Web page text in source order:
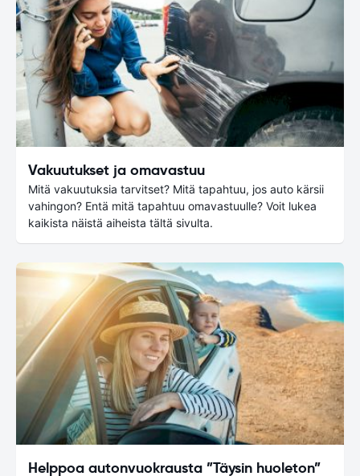
Vakuutukset ja omavastuu
Mitä vakuutuksia tarvitset? Mitä tapahtuu, jos auto kärsii
vahingon? Entä mitä tapahtuu omavastuulle? Voit lukea
kaikista näistä aiheista tältä sivulta.
Helppoa autonvuokrausta ”Täysin huoleton”